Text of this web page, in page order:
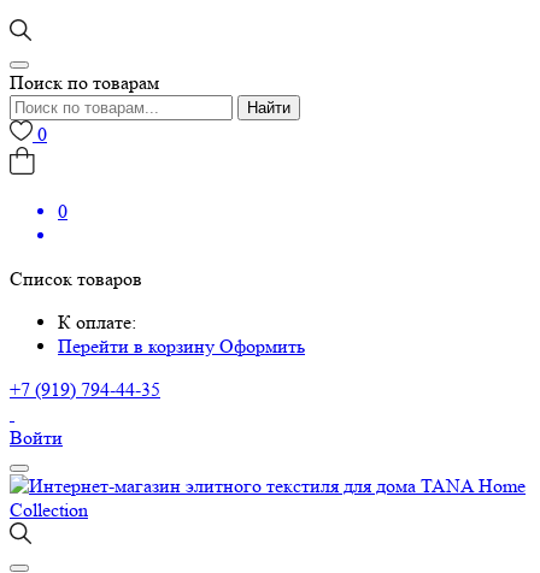
Поиск по товарам
Найти
0
0
Список товаров
К оплате:
Перейти в корзину Оформить
+7 (919) 794-44-35
Войти